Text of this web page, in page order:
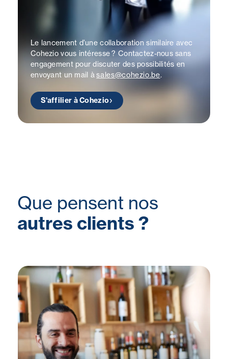
Le lancement d’une collaboration similaire avec
Cohezio vous intéresse ? Contactez-nous sans
engagement pour discuter des possibilités en
envoyant un mail àsales@cohezio.be.
S'affilier à Cohezio
Que pensent nos
autres clients ?